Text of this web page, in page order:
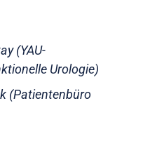
(YAU-
Urologie)
(Patientenbüro